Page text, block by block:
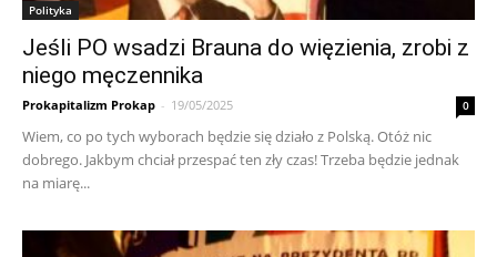
Polityka
Jeśli PO wsadzi Brauna do więzienia, zrobi z
niego męczennika
Prokapitalizm Prokap - 19/05/2025 0
Wiem, co po tych wyborach będzie się działo z Polską. Otóż nic
dobrego. Jakbym chciał przespać ten zły czas! Trzeba będzie jednak
na miarę...